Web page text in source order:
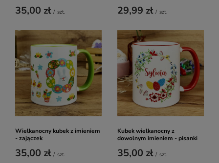
35,00 zł / szt. 29,99 zł / szt.
Wielkanocny kubek z imieniem
- zajączek
35,00 zł / szt.
Kubek wielkanocny z
dowolnym imieniem - pisanki
35,00 zł / szt.